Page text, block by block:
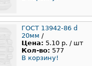
ГОСТ 13942-86 d
20мм /
Цена: 5.10 р. / шт
Кол-во: 577
В корзину!